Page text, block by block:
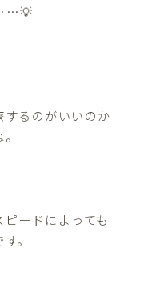
るのがいいのか
ードによっても
。